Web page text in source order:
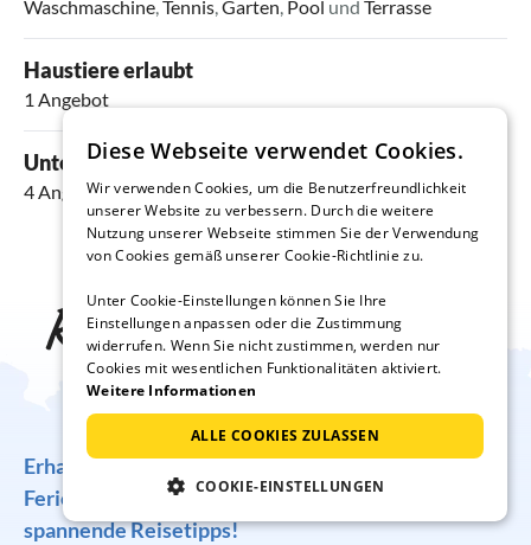
Waschmaschine Tennis Garten Pool und Terrasse
Haustiere erlaubt
1 Angebot
Unterkünfte mit Pool
4 Angebote
Reise-Inspiration frei
Haus
Erhalten Sie regelmäßig Angebote für traumhafte
Ferienunterkünfte, tolle Gewinnspiele und
spannende Reisetipps!
Diese Webseite verwendet Cookies.
Wir verwenden Cookies, um die Benutzerfreundlichkeit
unserer Website zu verbessern. Durch die weitere
Nutzung unserer Webseite stimmen Sie der Verwendung
von Cookies gemäß unserer Cookie-Richtlinie zu.
Unter Cookie-Einstellungen können Sie Ihre
Einstellungen anpassen oder die Zustimmung
widerrufen. Wenn Sie nicht zustimmen, werden nur
Cookies mit wesentlichen Funktionalitäten aktiviert.
Weitere Informationen
ALLE COOKIES ZULASSEN
COOKIE-EINSTELLUNGEN